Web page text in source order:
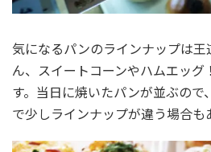
気になるパンのラインナップは
ん、スイートコーンやハムエッグ
す。当日に焼いたパンが並ぶので
で少しラインナップが違う場合も